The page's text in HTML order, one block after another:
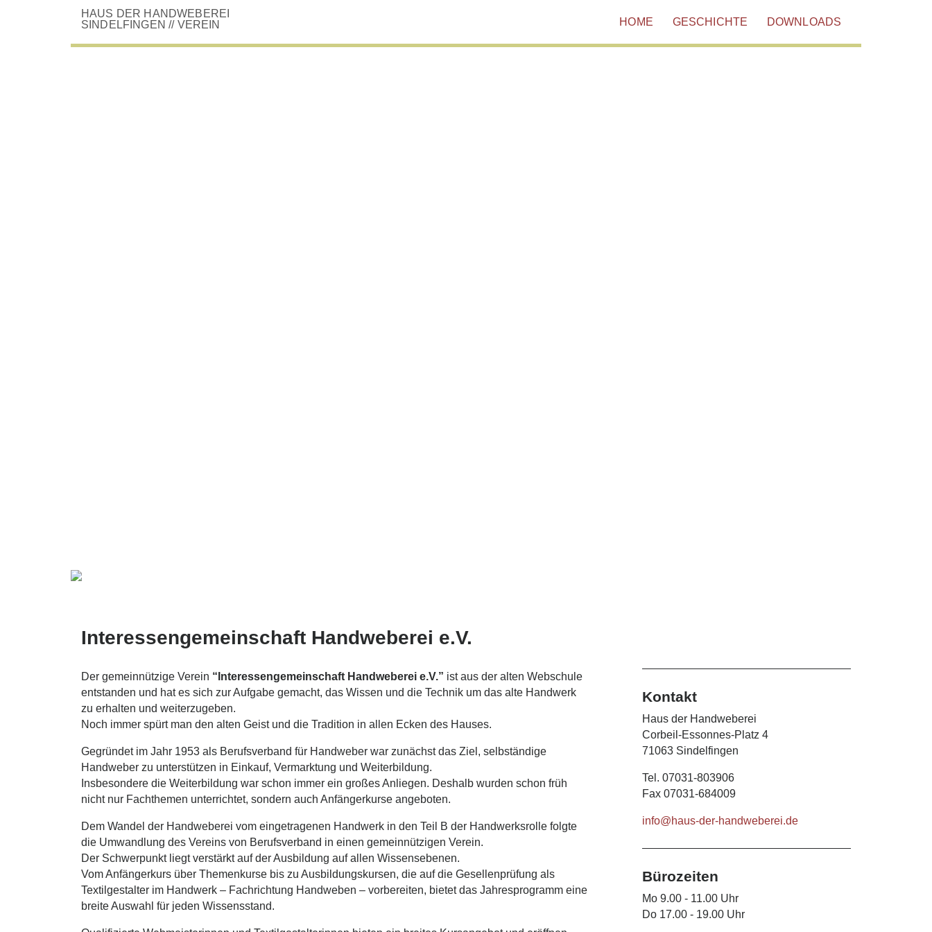
HAUS DER HANDWEBEREI
SINDELFINGEN// VEREIN HOME GESCHICHTE DOWNLOADS
Interessengemeinschaft Handweberei e.V.
Der gemeinnützige Verein “Interessengemeinschaft Handweberei e.V.” ist aus der alten Webschule
entstanden und hat es sich zur Aufgabe gemacht, das Wissen und die Technik um das alte Handwerk
zu erhalten und weiterzugeben.
Noch immer spürt man den alten Geist und die Tradition in allen Ecken des Hauses.
Gegründet im Jahr 1953 als Berufsverband für Handweber war zunächst das Ziel, selbständige
Handweber zu unterstützen in Einkauf, Vermarktung und Weiterbildung.
Insbesondere die Weiterbildung war schon immer ein großes Anliegen. Deshalb wurden schon früh
nicht nur Fachthemen unterrichtet, sondern auch Anfängerkurse angeboten.
Dem Wandel der Handweberei vom eingetragenen Handwerk in den Teil B der Handwerksrolle folgte
die Umwandlung des Vereins von Berufsverband in einen gemeinnützigen Verein.
Der Schwerpunkt liegt verstärkt auf der Ausbildung auf allen Wissensebenen.
Vom Anfängerkurs über Themenkurse bis zu Ausbildungskursen, die auf die Gesellenprüfung als
Textilgestalter im Handwerk – Fachrichtung Handweben – vorbereiten, bietet das Jahresprogramm eine
breite Auswahl für jeden Wissensstand.
Kontakt
Haus der Handweberei
Corbeil-Essonnes-Platz 4
71063 Sindelfingen
Tel. 07031-803906
Fax 07031-684009
info@haus-der-handweberei.de
Bürozeiten
Mo 9.00 - 11.00 Uhr
Do 17.00 - 19.00 Uhr